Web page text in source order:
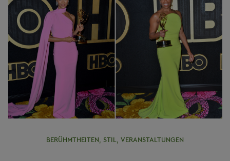
BERÜHMTHEITEN,STIL ,VERANSTALTUNGEN